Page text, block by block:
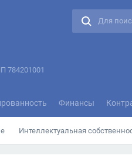
784201001
Финансы
Интеллектуальная